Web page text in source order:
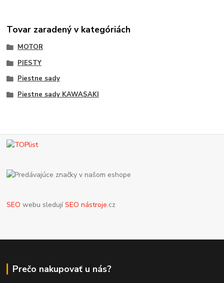
Tovar zaradený v kategóriách
MOTOR
PIESTY
Piestne sady
Piestne sady KAWASAKI
SEO webu sledujíSEO nástroje.cz
Prečo nakupovať u nás?